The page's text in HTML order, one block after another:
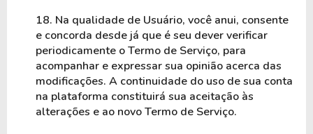
18. Na qualidade de Usuário, você anui, consente
e concorda desde já que é seu dever verificar
periodicamente o Termo de Serviço, para
acompanhar e expressar sua opinião acerca das
modificações. A continuidade do uso de sua conta
na plataforma constituirá sua aceitação às
alterações e ao novo Termo de Serviço.